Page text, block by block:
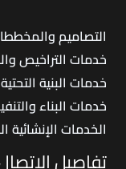
التصاميم
خدمات التراخيص
خدمات البنية التحتية
خدمات البناء
الخدمات
تفاصيل